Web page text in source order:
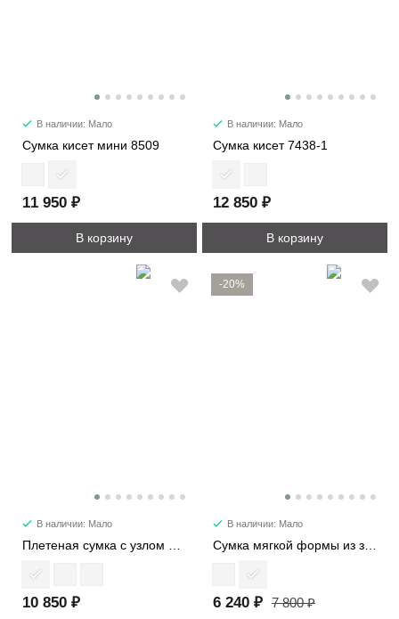
В наличии: Мало
Сумка кисет мини 8509
11 950 ₽
В корзину
В наличии: Мало
Сумка кисет 7438-1
12 850 ₽
В корзину
В наличии: Мало
10 850 ₽
-20%
В наличии: Мало
6 240 ₽ 7 800 ₽